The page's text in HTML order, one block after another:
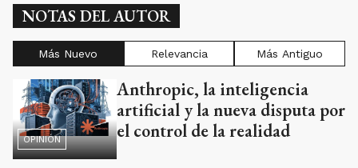
NOTAS DEL AUTOR
Más Nuevo Relevancia Más Antiguo
OPINIÓN
Anthropic, la inteligencia
artificial y la nueva disputa por
el control de la realidad